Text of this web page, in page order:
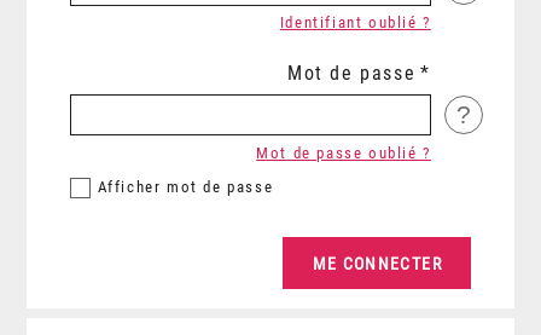
Identifiant oublié ?
Mot de passe
?
Afficher mot de passe
Mot de passe oublié ?